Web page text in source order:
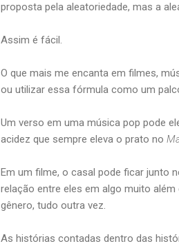
proposta pela aleatoriedade, mas a
Assim é fácil.
O que mais me encanta em filmes,
ou utilizar essa fórmula como um
Um verso em uma música pop pode
acidez que sempre eleva o prato no
Em um filme, o casal pode ficar junto
relação entre eles em algo muito
gênero, tudo outra vez.
As histórias contadas dentro das